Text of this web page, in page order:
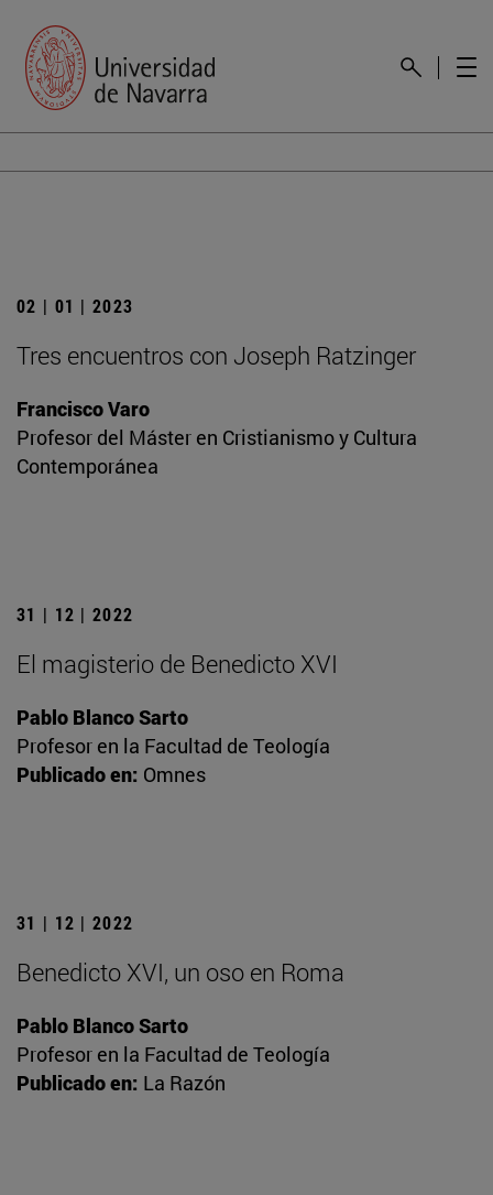
02 | 01 | 2023
Tres encuentros con Joseph Ratzinger
Francisco Varo
Profesor del Máster en Cristianismo y Cultura
Contemporánea
31 | 12 | 2022
El magisterio de Benedicto XVI
Pablo Blanco Sarto
Profesor en la Facultad de Teología
Publicado en: Omnes
31 | 12 | 2022
Benedicto XVI, un oso en Roma
Pablo Blanco Sarto
Profesor en la Facultad de Teología
Publicado en: La Razón